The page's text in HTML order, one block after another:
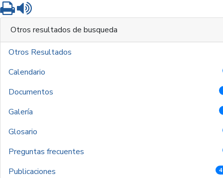
Imprimir
Otros resultados de busqueda
Otros Resultados
Calendario
Documentos
Galería
Glosario
Preguntas frecuentes
Publicaciones